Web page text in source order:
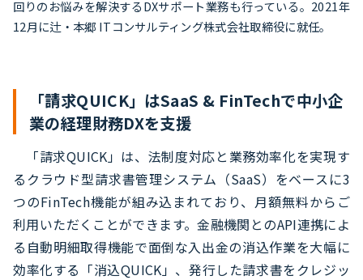
回りのお悩みを解決するDXサポート業務も行っている。2021年
12月に辻・本郷 ITコンサルティング株式会社取締役に就任。
「請求QUICK」はSaaS & FinTechで中小企
業の経理財務DXを支援
「請求QUICK」は、法制度対応と業務効率化を実現す
るクラウド型請求書管理システム（SaaS）をベースに3
つのFinTech機能が組み込まれており、月額無料からご
利用いただくことができます。金融機関とのAPI連携によ
る自動明細取得機能で面倒な入出金の消込作業を大幅に
効率化する「消込QUICK」、発行した請求書をクレジッ